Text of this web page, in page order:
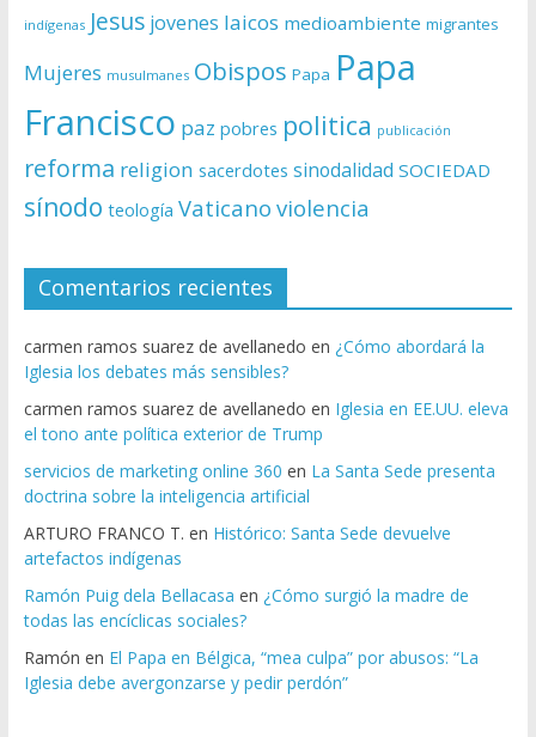
indígenas Jesus jovenes laicos medioambiente migrantes
Mujeres musulmanes Obispos Papa Papa
Francisco paz pobres politica publicación
reforma religion sacerdotes sinodalidad SOCIEDAD
sínodo teología Vaticano violencia
Comentarios recientes
carmen ramos suarez de avellanedo en ¿Cómo abordará la
Iglesia los debates más sensibles?
carmen ramos suarez de avellanedo en Iglesia en EE.UU. eleva
el tono ante política exterior de Trump
servicios de marketing online 360 en La Santa Sede presenta
doctrina sobre la inteligencia artificial
ARTURO FRANCO T. en Histórico: Santa Sede devuelve
artefactos indígenas
Ramón Puig dela Bellacasa en ¿Cómo surgió la madre de
todas las encíclicas sociales?
Ramón en El Papa en Bélgica, “mea culpa” por abusos: “La
Iglesia debe avergonzarse y pedir perdón”